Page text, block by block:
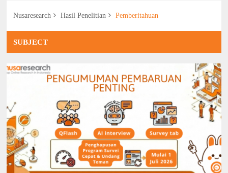
Nusaresearch Hasil Penelitian Pemberitahuan
SUBJECT